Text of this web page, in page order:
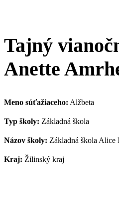
Tajný
Anette
Meno súťažiaceho: Alžbeta
Typ školy: Základná škola
Názov školy: Základná škola Alice
Kraj: Žilinský kraj